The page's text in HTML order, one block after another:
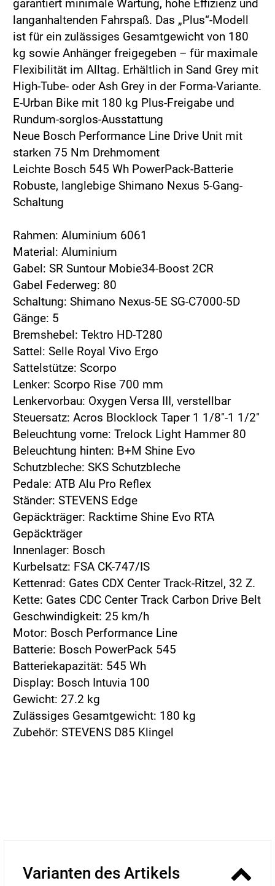
garantiert minimale Wartung, hohe Effizienz und
langanhaltenden Fahrspaß. Das „Plus“-Modell
ist für ein zulässiges Gesamtgewicht von 180
kg sowie Anhänger freigegeben – für maximale
Flexibilität im Alltag. Erhältlich in Sand Grey mit
High-Tube- oder Ash Grey in der Forma-Variante.
E-Urban Bike mit 180 kg Plus-Freigabe und
Rundum-sorglos-Ausstattung
Neue Bosch Performance Line Drive Unit mit
starken 75 Nm Drehmoment
Leichte Bosch 545 Wh PowerPack-Batterie
Robuste, langlebige Shimano Nexus 5-Gang-
Schaltung
Rahmen: Aluminium 6061
Material: Aluminium
Gabel: SR Suntour Mobie34-Boost 2CR
Gabel Federweg: 80
Schaltung: Shimano Nexus-5E SG-C7000-5D
Gänge: 5
Bremshebel: Tektro HD-T280
Sattel: Selle Royal Vivo Ergo
Sattelstütze: Scorpo
Lenker: Scorpo Rise 700 mm
Lenkervorbau: Oxygen Versa III, verstellbar
Steuersatz: Acros Blocklock Taper 1 1/8"-1 1/2"
Beleuchtung vorne: Trelock Light Hammer 80
Beleuchtung hinten: B+M Shine Evo
Schutzbleche: SKS Schutzbleche
Pedale: ATB Alu Pro Reflex
Ständer: STEVENS Edge
Gepäckträger: Racktime Shine Evo RTA
Gepäckträger
Innenlager: Bosch
Kurbelsatz: FSA CK-747/IS
Kettenrad: Gates CDX Center Track-Ritzel, 32 Z.
Kette: Gates CDC Center Track Carbon Drive Belt
Geschwindigkeit: 25 km/h
Motor: Bosch Performance Line
Batterie: Bosch PowerPack 545
Batteriekapazität: 545 Wh
Display: Bosch Intuvia 100
Gewicht: 27.2 kg
Zulässiges Gesamtgewicht: 180 kg
Zubehör: STEVENS D85 Klingel
Varianten des Artikels